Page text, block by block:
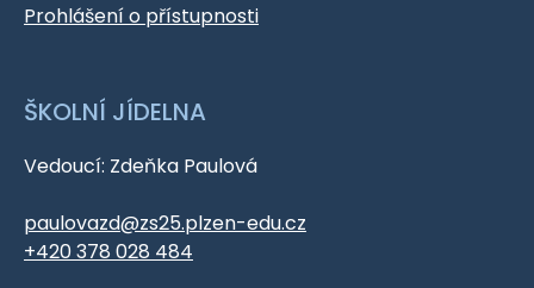
Prohlášení o přístupnosti
ŠKOLNÍ JÍDELNA
Vedoucí: Zdeňka Paulová
paulovazd@zs25.plzen-edu.cz
+420 378 028 484